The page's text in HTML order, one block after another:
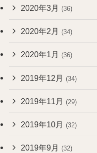
2020年3月 (36)
2020年2月 (34)
2020年1月 (36)
2019年12月 (34)
2019年11月 (29)
2019年10月 (32)
2019年9月 (32)